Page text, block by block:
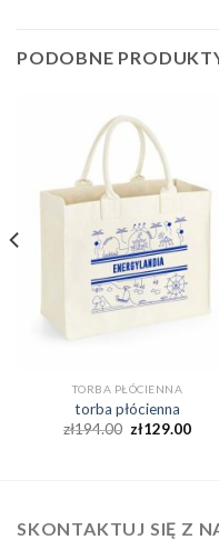
PODOBNE
TORBA PŁÓCIENNA
torba płócienna
zł194.00 zł129.00
SKONTAKTUJ SIĘ Z